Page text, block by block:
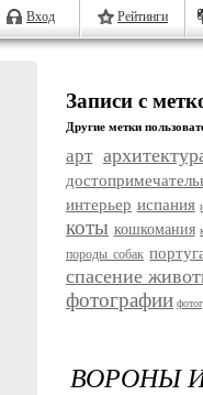
Вход Рейтинги
Записи с
Другие метки
арт
интерьер испания
коты кошкомания
породы собак
спасение
фотографии
ВОРОНЫ